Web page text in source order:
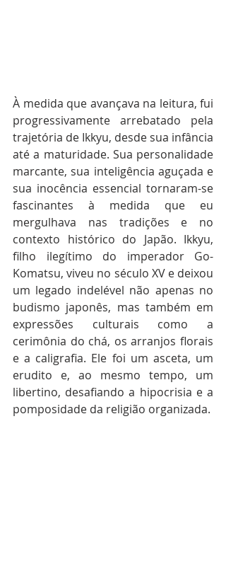
À medida que avançava na leitura, fui
progressivamente arrebatado pela
trajetória de Ikkyu, desde sua infância
até a maturidade. Sua personalidade
marcante, sua inteligência aguçada e
sua inocência essencial tornaram-se
fascinantes à medida que eu
mergulhava nas tradições e no
contexto histórico do Japão. Ikkyu,
filho ilegítimo do imperador Go-
Komatsu, viveu no século XV e deixou
um legado indelével não apenas no
budismo japonês, mas também em
expressões culturais como a
cerimônia do chá, os arranjos florais
e a caligrafia. Ele foi um asceta, um
erudito e, ao mesmo tempo, um
libertino, desafiando a hipocrisia e a
pomposidade da religião organizada.